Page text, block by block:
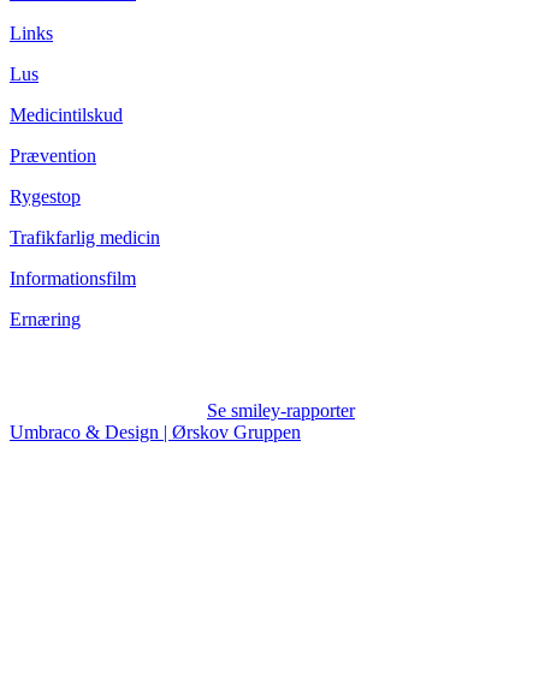
Links
Lus
Medicintilskud
Prævention
Rygestop
Trafikfarlig medicin
Informationsfilm
Ernæring
Se smiley-rapporter
Umbraco & Design | Ørskov Gruppen